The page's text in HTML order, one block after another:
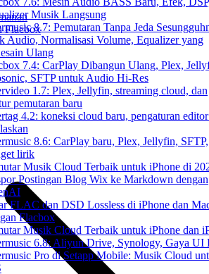
Musik Langsung
8.7: Pemutaran Tanpa Jeda
Audio, Normalisasi Volume, Equalizer yang
Ulang
7.4: CarPlay Dibangun Ulang, Plex,
SFTP untuk Audio Hi-Res
1.7: Plex, Jellyfin, streaming cloud, dan
pemutaran baru
4.2: koneksi cloud baru, pengaturan
8.6: CarPlay baru, Plex, Jellyfin, SFTP,
lirik
Musik Cloud Terbaik untuk iPhone di
Postingan Blog Wix ke Markdown dengan
FLAC dan DSD Lossless di iPhone dan
Flacbox
Musik Cloud Terbaik untuk iPhone dan
6.8: Aliyun Drive, Synology, Gaya UI
Pro di Setapp Mobile: Musik Cloud
Flacbox